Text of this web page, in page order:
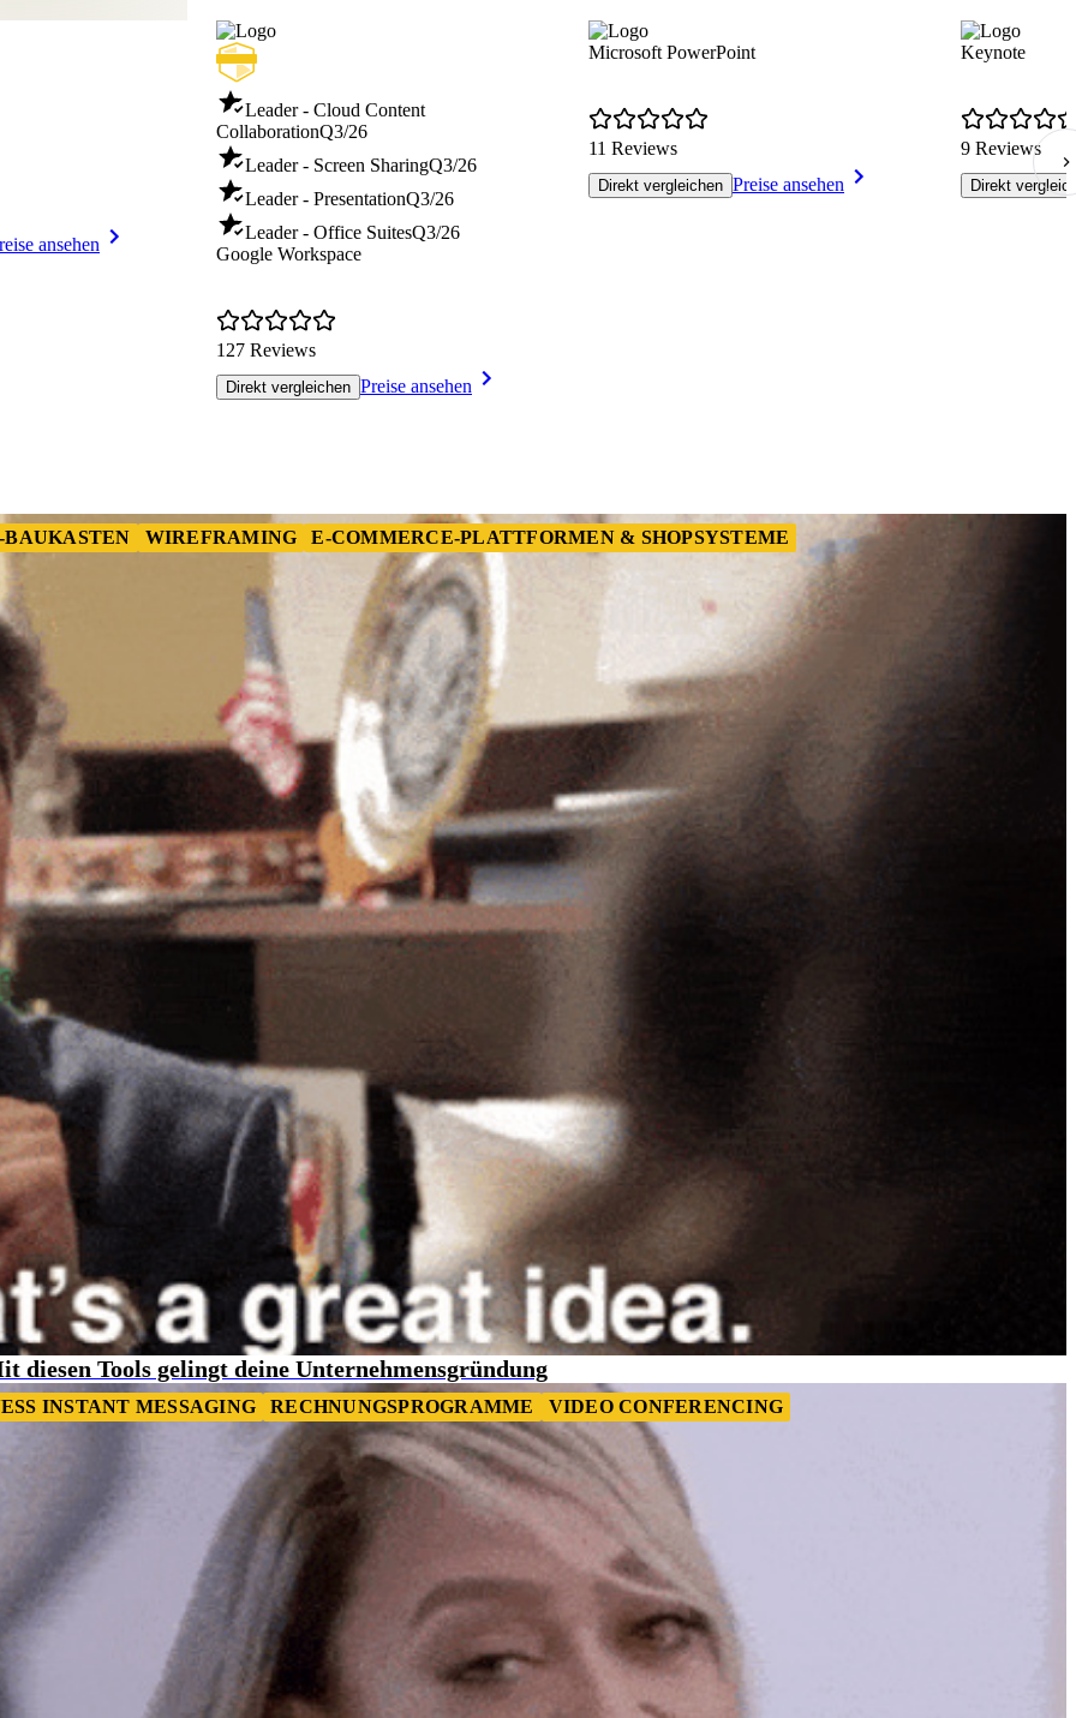
ansehen
Leader - Cloud Content
CollaborationQ3/26
Leader - Screen SharingQ3/26
Leader - PresentationQ3/26
Leader - Office SuitesQ3/26
Google Workspace
127 Reviews
Direkt vergleichen Preise ansehen
Microsoft PowerPoint
11 Reviews
Direkt vergleichen Preise ansehen
Keynote
9 Reviews
Direkt
BAUKASTEN WIREFRAMING E-COMMERCE-PLATTFORMEN & SHOPSYSTEME
diesen Tools gelingt deine Unternehmensgründung
INSTANT MESSAGING RECHNUNGSPROGRAMME VIDEO CONFERENCING